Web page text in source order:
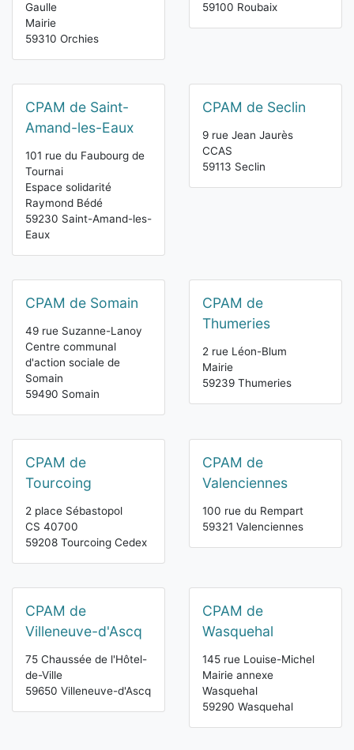
Gaulle
Mairie
59310 Orchies
59100 Roubaix
CPAM de Saint-
Amand-les-Eaux
101 rue du Faubourg de
Tournai
Espace solidarité
Raymond Bédé
59230 Saint-Amand-les-
Eaux
CPAM de Seclin
9 rue Jean Jaurès
CCAS
59113 Seclin
CPAM de Somain
49 rue Suzanne-Lanoy
Centre communal
d'action sociale de
Somain
59490 Somain
CPAM de
Thumeries
2 rue Léon-Blum
Mairie
59239 Thumeries
CPAM de
Tourcoing
2 place Sébastopol
CS 40700
59208 Tourcoing Cedex
CPAM de
Valenciennes
100 rue du Rempart
59321 Valenciennes
CPAM de
Villeneuve-d'Ascq
75 Chaussée de l'Hôtel-
de-Ville
59650 Villeneuve-d'Ascq
CPAM de
Wasquehal
145 rue Louise-Michel
Mairie annexe
Wasquehal
59290 Wasquehal